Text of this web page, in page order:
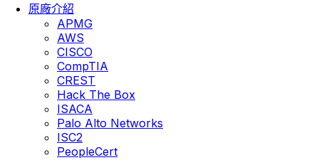
原廠介紹
APMG
AWS
CISCO
CompTIA
CREST
Hack The Box
ISACA
Palo Alto Networks
ISC2
PeopleCert